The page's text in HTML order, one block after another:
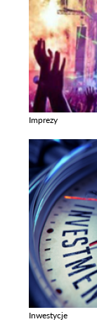
Imprezy
Inwestycje